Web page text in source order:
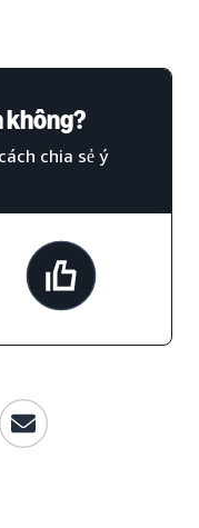
không?
chia sẻ ý